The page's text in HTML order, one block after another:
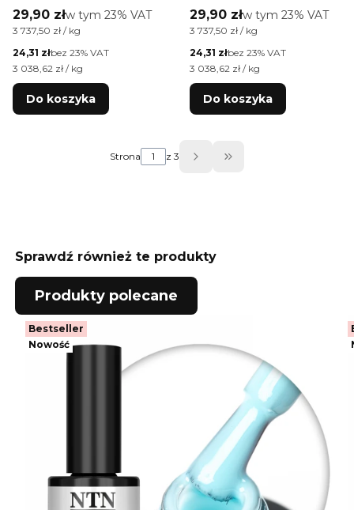
Molly Nails #Natural
by Monika Mielniczuk
free 8g
Cena brutto
29,90 złw tym %s VAT
w tym 23% VAT
Cena jednostkowa brutto
3 737,50 zł / kg
Cena netto
24,31 złbez 23% VAT
Cena jednostkowa netto
3 038,62 zł / kg
Do koszyka
Molly Nails #Natural
by Monika Mielniczuk
free 8g
Cena brutto
29,90 złw tym %s VAT
w tym 23% VAT
Cena jednostkowa brutto
3 737,50 zł / kg
Cena netto
24,31 złbez 23% VAT
Cena jednostkowa netto
3 038,62 zł / kg
Do koszyka
Strona z 3 Przejdź do
Sprawdź również te produkty
Produkty polecane
Bestseller
Nowość